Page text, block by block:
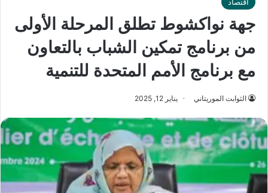
جهة نواكشوط تطلق المرحلة الأولى
من برنامج تمكين الشباب بالتعاون
مع برنامج الأمم المتحدة للتنمية
الثوابت الموريتاني يناير 12, 2025